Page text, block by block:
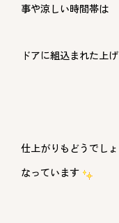
事や涼しい時間帯は
ドアに組込まれた上
仕上がりもどうでし
なっています